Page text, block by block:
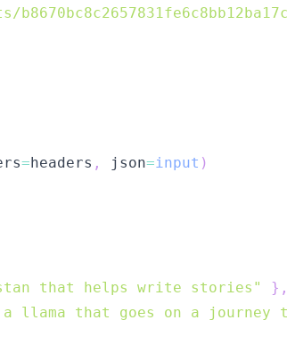
= headers , json=input )
that helps write stories" }
llama that goes on a journey